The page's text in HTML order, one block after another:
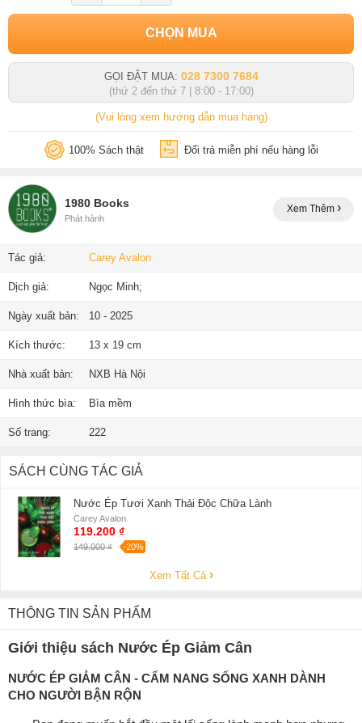
CHỌN MUA
GỌI ĐẶT MUA: 028 7300 7684
(thứ 2 đến thứ 7 | 8:00 - 17:00)
(Vui lòng xem hướng dẫn mua hàng)
100% Sách thật Đổi trả miễn phí nếu hàng lỗi
1980 Books
Phát hành
Xem Thêm
Tác giả: Carey Avalon
Dịch giả: Ngọc Minh;
Ngày xuất bản: 10 - 2025
Kích thước: 13 x 19 cm
Nhà xuất bản: NXB Hà Nội
Hình thức bìa: Bìa mềm
Số trang: 222
SÁCH CÙNG TÁC GIẢ
Nước Ép Tươi Xanh Thải Độc Chữa Lành
Carey Avalon
119.200 ₫
149.000 ₫ -20%
Xem Tất Cả
THÔNG TIN SẢN PHẨM
Giới thiệu sách Nước Ép Giảm Cân
NƯỚC ÉP GIẢM CÂN - CẨM NANG SỐNG XANH DÀNH
CHO NGƯỜI BẬN RỘN